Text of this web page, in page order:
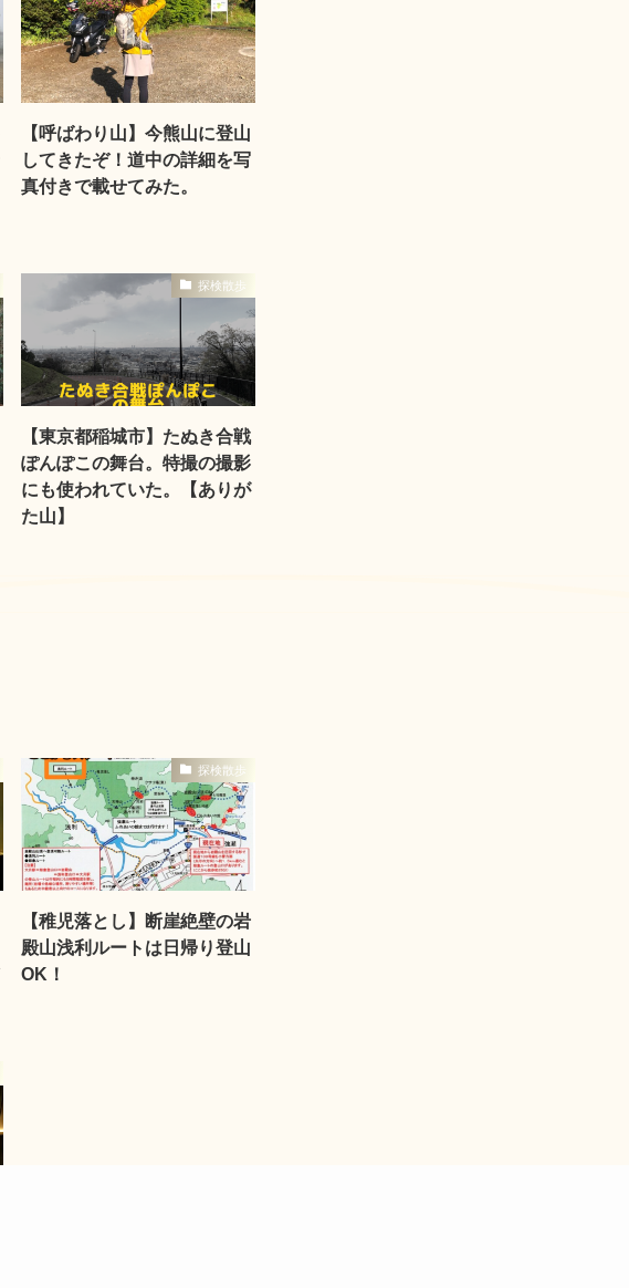
【呼ばわり山】今熊山に登山
してきたぞ！道中の詳細を写
真付きで載せてみた。
探検散歩
【東京都稲城市】たぬき合戦
ぽんぽこの舞台。特撮の撮影
にも使われていた。【ありが
た山】
探検散歩
【稚児落とし】断崖絶壁の岩
殿山浅利ルートは日帰り登山
OK！